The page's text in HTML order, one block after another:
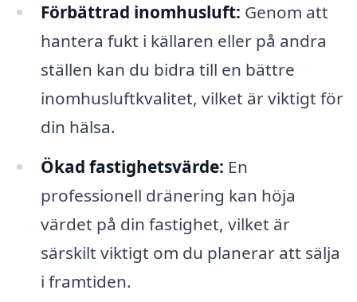
Förbättrad inomhusluft: Genom att
hantera fukt i källaren eller på andra
ställen kan du bidra till en bättre
inomhusluftkvalitet, vilket är viktigt för
din hälsa.
Ökad fastighetsvärde: En
professionell dränering kan höja
värdet på din fastighet, vilket är
särskilt viktigt om du planerar att sälja
i framtiden.